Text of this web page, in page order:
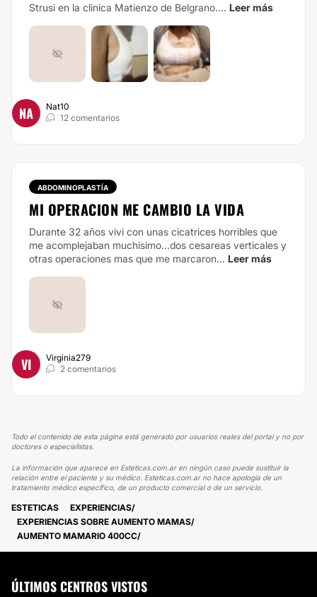
Strusi en la clinica Matienzo de Belgrano.... Leer más
NA
Nat10
12 comentarios
ABDOMINOPLASTÍA
MI OPERACION ME CAMBIO LA VIDA
Durante 32 años vivi con unas cicatrices horribles que
me acomplejaban muchisimo...dos cesareas verticales y
otras operaciones mas que me marcaron... Leer más
VI
Virginia279
2 comentarios
Todo el contenido de esta página está generado por usuarios reales del portal y no por
doctores o especialistas.
La información que aparece en Esteticas.com.ar en ningún caso puede sustituir la
relación entre el paciente y su médico. Esteticas.com.ar no hace apología de un
tratamiento médico específico, de un producto comercial o de un servicio.
ESTETICAS
EXPERIENCIAS
EXPERIENCIAS SOBRE AUMENTO MAMAS
AUMENTO MAMARIO 400CC
ÚLTIMOS CENTROS VISTOS